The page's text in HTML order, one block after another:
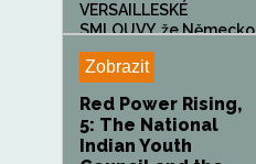
VERSAILLESKÉ
SMLOUVY, že Německo
a jeho...
Zobrazit
Red Power Rising,
5: The National
Indian Youth